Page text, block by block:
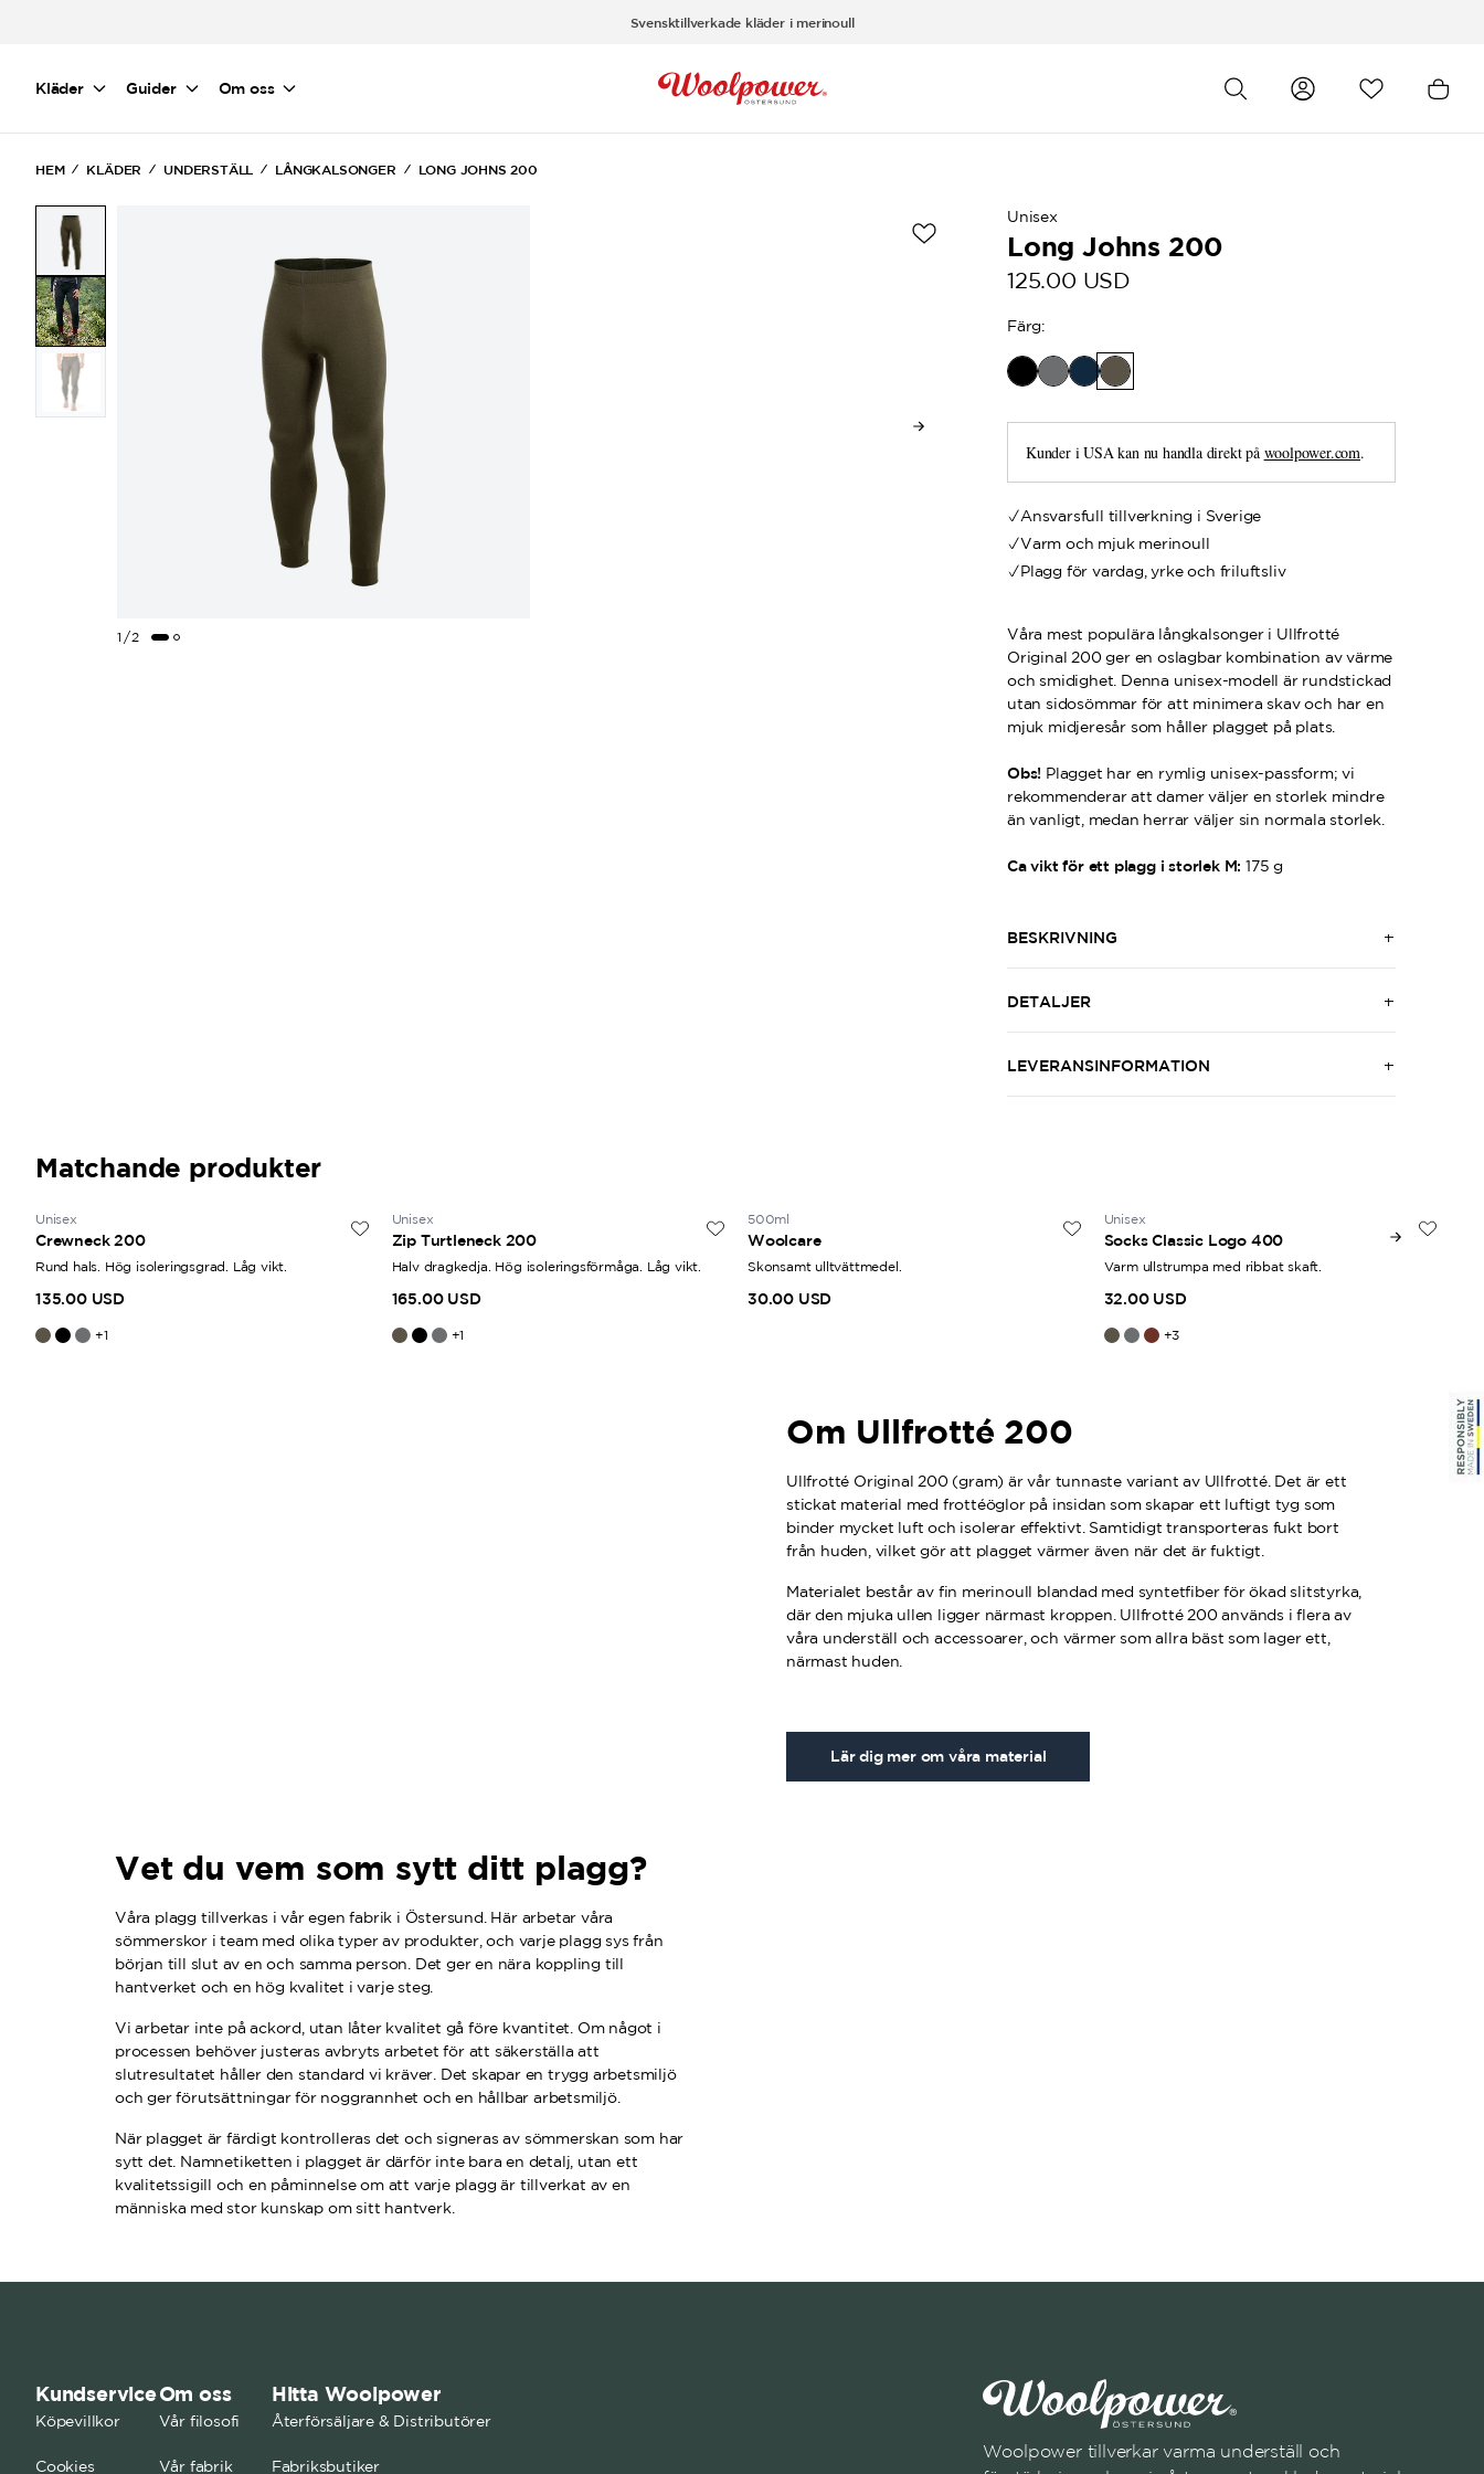
Svensktillverkade kläder i merinoull
Kläder Guider Om oss
HEM KLÄDER UNDERSTÄLL LÅNGKALSONGER LONG JOHNS 200
(Current)
(Current)
1/2
Unisex
Long Johns 200
125.00 USD
Färg:
Kunder i USA kan nu handla direkt på woolpower.com.
Ansvarsfull tillverkning i Sverige
Varm och mjuk merinoull
Plagg för vardag, yrke och friluftsliv
Våra mest populära långkalsonger i Ullfrotté
Original 200 ger en oslagbar kombination av värme
och smidighet. Denna unisex-modell är rundstickad
utan sidosömmar för att minimera skav och har en
mjuk midjeresår som håller plagget på plats.
Obs! Plagget har en rymlig unisex-passform; vi
rekommenderar att damer väljer en storlek mindre
än vanligt, medan herrar väljer sin normala storlek.
Ca vikt för ett plagg i storlek M: 175 g
BESKRIVNING
DETALJER
LEVERANSINFORMATION
Matchande produkter
Unisex
Crewneck 200
Rund hals. Hög isoleringsgrad. Låg vikt.
135.00 USD
+1
Unisex
Zip Turtleneck 200
Halv dragkedja. Hög isoleringsförmåga. Låg vikt.
165.00 USD
+1
500ml
Woolcare
Skonsamt ulltvättmedel.
30.00 USD
Unisex
Socks Classic Logo 400
Varm ullstrumpa med ribbat skaft.
32.00 USD
+3
Om Ullfrotté 200
Ullfrotté Original 200 (gram) är vår tunnaste variant av Ullfrotté. Det är ett
stickat material med frottéöglor på insidan som skapar ett luftigt tyg som
binder mycket luft och isolerar effektivt. Samtidigt transporteras fukt bort
från huden, vilket gör att plagget värmer även när det är fuktigt.
Materialet består av fin merinoull blandad med syntetfiber för ökad slitstyrka,
där den mjuka ullen ligger närmast kroppen. Ullfrotté 200 används i flera av
våra underställ och accessoarer, och värmer som allra bäst som lager ett,
närmast huden.
Lär dig mer om våra material
Vet du vem som sytt ditt plagg?
Våra plagg tillverkas i vår egen fabrik i Östersund. Här arbetar våra
sömmerskor i team med olika typer av produkter, och varje plagg sys från
början till slut av en och samma person. Det ger en nära koppling till
hantverket och en hög kvalitet i varje steg.
Vi arbetar inte på ackord, utan låter kvalitet gå före kvantitet. Om något i
processen behöver justeras avbryts arbetet för att säkerställa att
slutresultatet håller den standard vi kräver. Det skapar en trygg arbetsmiljö
och ger förutsättningar för noggrannhet och en hållbar arbetsmiljö.
När plagget är färdigt kontrolleras det och signeras av sömmerskan som har
sytt det. Namnetiketten i plagget är därför inte bara en detalj, utan ett
kvalitetssigill och en påminnelse om att varje plagg är tillverkat av en
människa med stor kunskap om sitt hantverk.
Kundservice
Köpevillkor
Cookies
Om oss
Vår filosofi
Vår fabrik
Hitta Woolpower
Återförsäljare & Distributörer
Fabriksbutiker
Woolpower tillverkar varma underställ och